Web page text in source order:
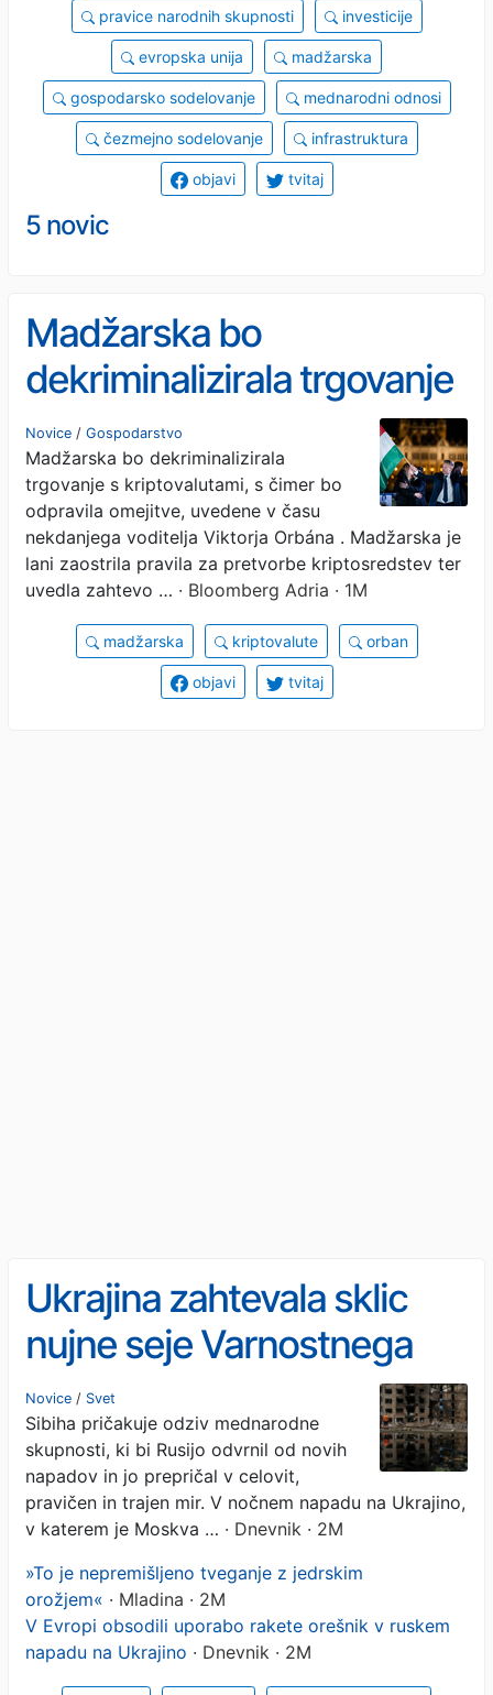
pravice narodnih skupnosti investicije
evropska unija madžarska
gospodarsko sodelovanje mednarodni odnosi
čezmejno sodelovanje infrastruktura
objavi tvitaj
5 novic
Madžarska bo
dekriminalizirala trgovanje
s kriptovalutami
Novice / Gospodarstvo
Madžarska bo dekriminalizirala
trgovanje s kriptovalutami, s čimer bo
odpravila omejitve, uvedene v času
nekdanjega voditelja Viktorja Orbána . Madžarska je
lani zaostrila pravila za pretvorbe kriptosredstev ter
uvedla zahtevo … · Bloomberg Adria · 1M
madžarska kriptovalute orban
objavi tvitaj
Ukrajina zahtevala sklic
nujne seje Varnostnega
sveta ZN
Novice / Svet
Sibiha pričakuje odziv mednarodne
skupnosti, ki bi Rusijo odvrnil od novih
napadov in jo prepričal v celovit,
pravičen in trajen mir. V nočnem napadu na Ukrajino,
v katerem je Moskva … · Dnevnik · 2M
»To je nepremišljeno tveganje z jedrskim
orožjem« · Mladina · 2M
V Evropi obsodili uporabo rakete orešnik v ruskem
napadu na Ukrajino · Dnevnik · 2M